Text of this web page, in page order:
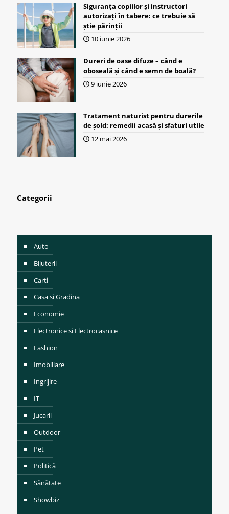
Siguranța copiilor și instructori
autorizați în tabere: ce trebuie să
știe părinții
10 iunie 2026
Dureri de oase difuze – când e
oboseală și când e semn de boală?
9 iunie 2026
Tratament naturist pentru durerile
de șold: remedii acasă și sfaturi utile
12 mai 2026
Categorii
Auto
Bijuterii
Carti
Casa si Gradina
Economie
Electronice si Electrocasnice
Fashion
Imobiliare
Ingrijire
IT
Jucarii
Outdoor
Pet
Politică
Sănătate
Showbiz